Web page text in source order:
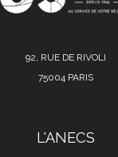
92, RUE DE RIVOLI
75004 PARIS
L'ANECS